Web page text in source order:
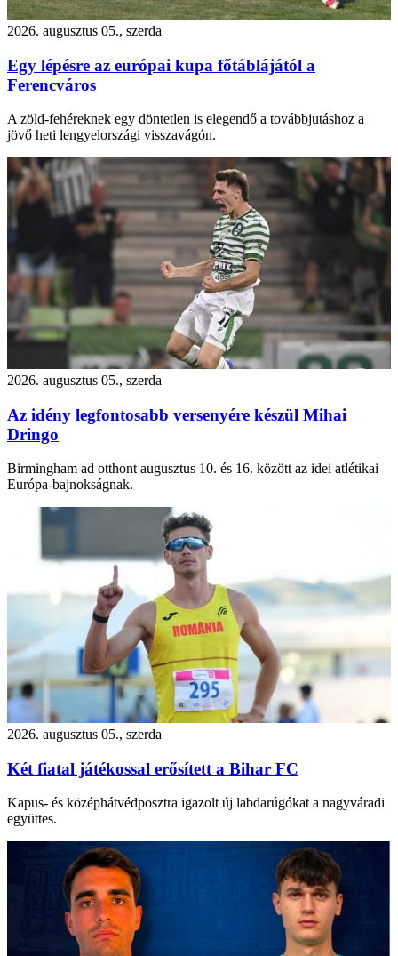
2026. augusztus 05., szerda
Egy lépésre az európai kupa főtáblájától a
Ferencváros
A zöld-fehéreknek egy döntetlen is elegendő a továbbjutáshoz a
jövő heti lengyelországi visszavágón.
2026. augusztus 05., szerda
Az idény legfontosabb versenyére készül Mihai
Dringo
Birmingham ad otthont augusztus 10. és 16. között az idei atlétikai
Európa-bajnokságnak.
2026. augusztus 05., szerda
Két fiatal játékossal erősített a Bihar FC
Kapus- és középhátvédposztra igazolt új labdarúgókat a nagyváradi
együttes.